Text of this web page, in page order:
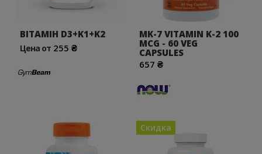
ВІТАМІН D3+K1+K2
Цена от 255 ₴
MK-7 VITAMIN K-2 100
MCG - 60 VEG
CAPSULES
657 ₴
Скидка